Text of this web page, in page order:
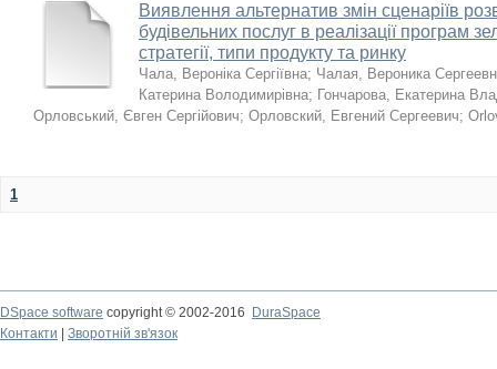
Виявлення альтернатив змін сценаріїв
будівельних послуг в реалізації програм
стратегії, типи продукту та ринку
Чала, Вероніка Сергіївна; Чалая, Вероника
Катерина Володимирівна; Гончарова, Екатерина
Орловський, Євген Сергійович; Орловский, Евгений Сергеевич;
1
DSpace software copyright © 2002-2016
DuraSpace
Контакти
Зворотній зв'язок